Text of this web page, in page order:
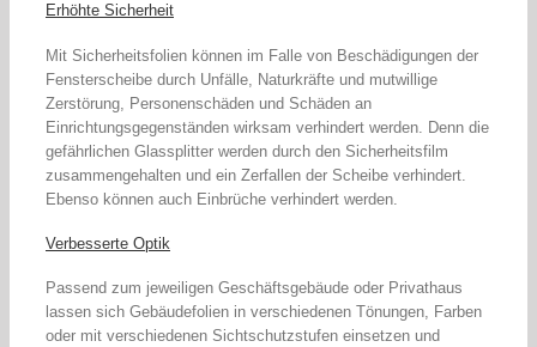
Erhöhte Sicherheit
Mit Sicherheitsfolien können im Falle von Beschädigungen der
Fensterscheibe durch Unfälle, Naturkräfte und mutwillige
Zerstörung, Personenschäden und Schäden an
Einrichtungsgegenständen wirksam verhindert werden. Denn die
gefährlichen Glassplitter werden durch den Sicherheitsfilm
zusammengehalten und ein Zerfallen der Scheibe verhindert.
Ebenso können auch Einbrüche verhindert werden.
Verbesserte Optik
Passend zum jeweiligen Geschäftsgebäude oder Privathaus
lassen sich Gebäudefolien in verschiedenen Tönungen, Farben
oder mit verschiedenen Sichtschutzstufen einsetzen und